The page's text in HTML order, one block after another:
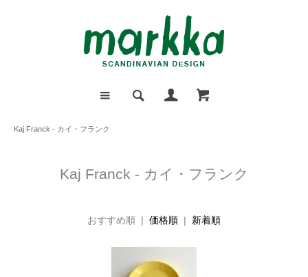
Kaj Franck - カイ・フランク
Kaj Franck - カイ・フランク
おすすめ順 | 価格順 | 新着順